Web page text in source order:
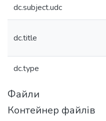
dc.subject.udc
dc.title
dc.type
Файли
Контейнер файлів